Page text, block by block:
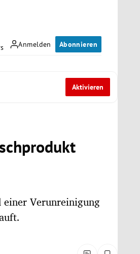
Anmelden Abonnieren
Aktivieren
Verunreinigung